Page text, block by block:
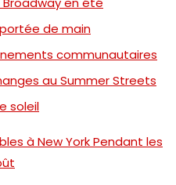
portée de main
communautaires
au Summer Streets
soleil
à New York Pendant les